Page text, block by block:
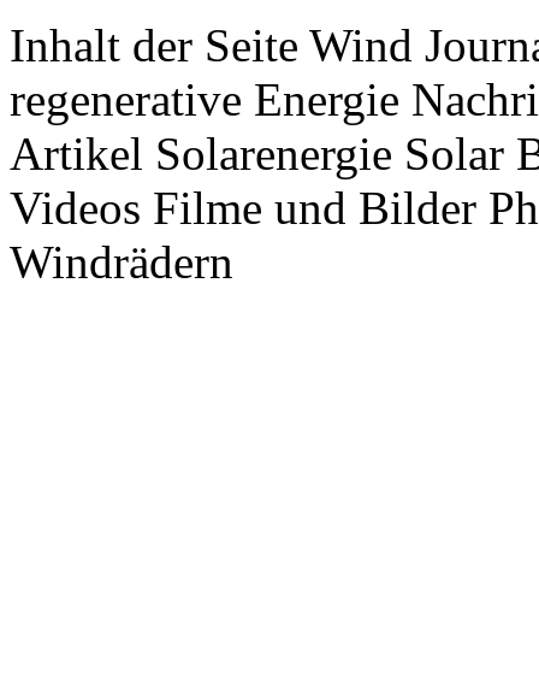
Inhalt der Seite Wind
regenerative Energie
Artikel Solarenergie Solar
Videos Filme und Bilder
Windrädern